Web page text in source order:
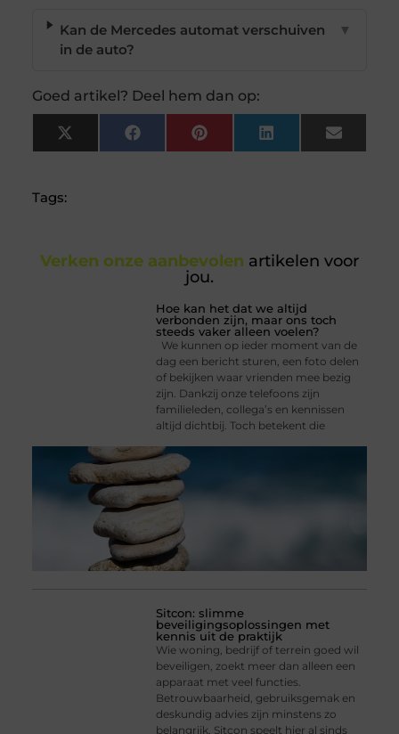
Kan de Mercedes automat verschuiven
in de auto?
▼
Goed artikel? Deel hem dan op:
X
(Twitter)
FacebookPinterest LinkedIn Email
Tags:
Verken onze aanbevolen artikelen voor
jou.
Hoe kan het dat we altijd
verbonden zijn, maar ons toch
steeds vaker alleen voelen?
We kunnen op ieder moment van de
dag een bericht sturen, een foto delen
of bekijken waar vrienden mee bezig
zijn. Dankzij onze telefoons zijn
familieleden, collega’s en kennissen
altijd dichtbij. Toch betekent die
Sitcon: slimme
beveiligingsoplossingen met
kennis uit de praktijk
Wie woning, bedrijf of terrein goed wil
beveiligen, zoekt meer dan alleen een
apparaat met veel functies.
Betrouwbaarheid, gebruiksgemak en
deskundig advies zijn minstens zo
belangrijk. Sitcon speelt hier al sinds